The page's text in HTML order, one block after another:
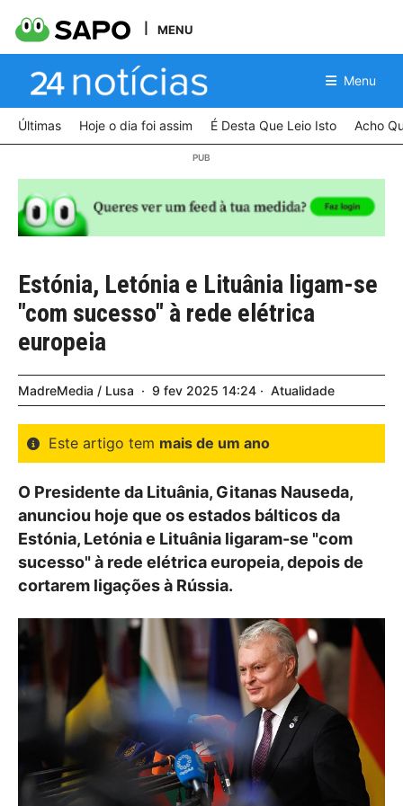
MENU
Menu
Últimas Hoje o dia foi assim É Desta Que Leio Isto Acho
Estónia, Letónia e Lituânia ligam-se
"com sucesso" à rede elétrica
europeia
MadreMedia / Lusa 9 fev 2025 14:24 Atualidade
Este artigo tem mais de um ano
O Presidente da Lituânia, Gitanas Nauseda,
anunciou hoje que os estados bálticos da
Estónia, Letónia e Lituânia ligaram-se "com
sucesso" à rede elétrica europeia, depois de
cortarem ligações à Rússia.